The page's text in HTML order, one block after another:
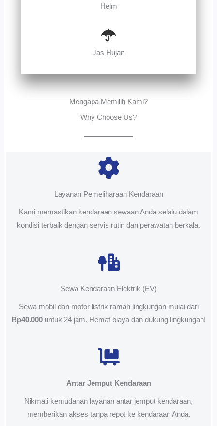
Helm
Jas Hujan
Mengapa Memilih Kami?
Why Choose Us?
Layanan Pemeliharaan Kendaraan
Kami memastikan kendaraan sewaan Anda selalu dalam
kondisi terbaik dengan servis rutin dan perawatan berkala.
Sewa Kendaraan Elektrik (EV)
Sewa mobil dan motor listrik ramah lingkungan mulai dari
Rp40.000untuk 24 jam. Hemat biaya dan dukung lingkungan!
Antar Jemput Kendaraan
Nikmati kemudahan layanan antar jemput kendaraan,
memberikan akses tanpa repot ke kendaraan Anda.